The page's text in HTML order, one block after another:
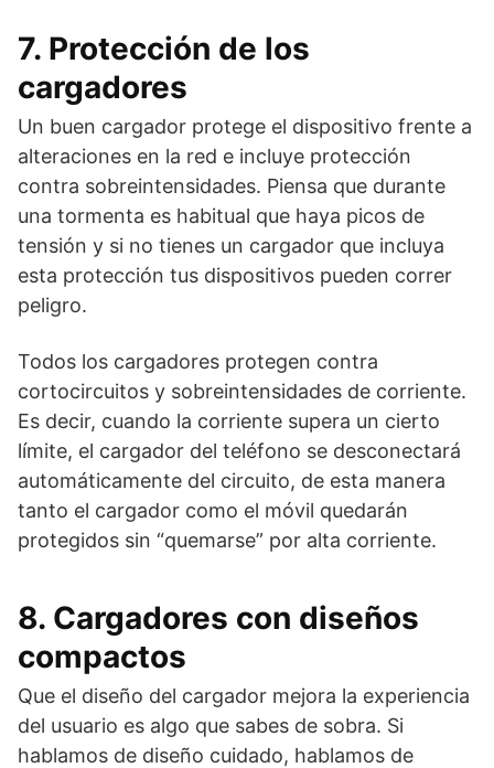
7. Protección de los
cargadores
Un buen cargador protege el dispositivo frente a
alteraciones en la red e incluye protección
contra sobreintensidades. Piensa que durante
una tormenta es habitual que haya picos de
tensión y si no tienes un cargador que incluya
esta protección tus dispositivos pueden correr
peligro.
Todos los cargadores protegen contra
cortocircuitos y sobreintensidades de corriente.
Es decir, cuando la corriente supera un cierto
límite, el cargador del teléfono se desconectará
automáticamente del circuito, de esta manera
tanto el cargador como el móvil quedarán
protegidos sin “quemarse” por alta corriente.
8. Cargadores con diseños
compactos
Que el diseño del cargador mejora la experiencia
del usuario es algo que sabes de sobra. Si
hablamos de diseño cuidado, hablamos de